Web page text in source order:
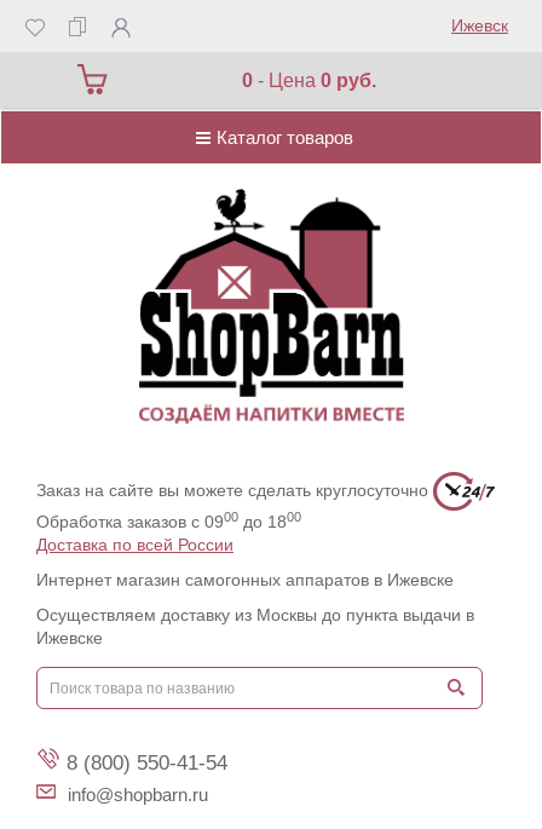
Ижевск
0 - Цена0 руб.
Каталог товаров
Каталог товаров
Заказ на сайте вы можете сделать круглосуточно
Обработка заказов с 0900 до 1800
Доставка по всей России
Интернет магазин самогонных аппаратов в Ижевске
Осуществляем доставку из Москвы до пункта выдачи в
Ижевске
8 (800) 550-41-54
info@shopbarn.ru